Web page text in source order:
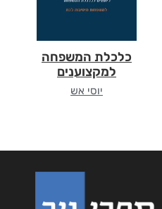
כלכלת המשפחה
למקצוענים
יוסי אש